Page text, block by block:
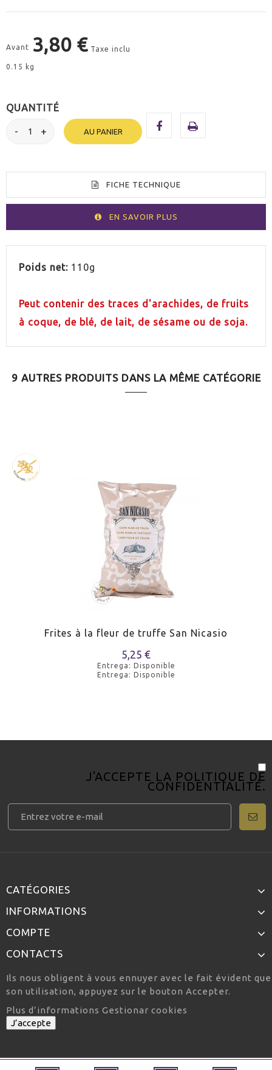
Avant 3,80 € Taxe inclu
0.15 kg
QUANTITÉ
AU PANIER
FICHE TECHNIQUE
EN SAVOIR PLUS
PAYS
Poids net: 110g
Peut contenir des traces d'arachides, de fruits
à coque, de blé, de lait, de sésame ou de soja.
9 AUTRES PRODUITS DANS LA MÊME CATÉGORIE
Frites à la fleur de truffe San Nicasio
5,25 €
Entrega: Disponible
Entrega: Disponible
J'ACCEPTE LA POLITIQUE DE
CONFIDENTIALITÉ.
CATÉGORIES
INFORMATIONS
COMPTE
CONTACTS
Ils nous obligent à vous ennuyer avec le fait évident
son utilisation, appuyez sur le bouton Accepter.
Plus d’informations Gestionar cookies
J’accepte